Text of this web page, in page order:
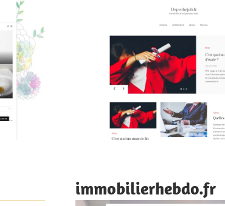
immobilierhebdo.fr